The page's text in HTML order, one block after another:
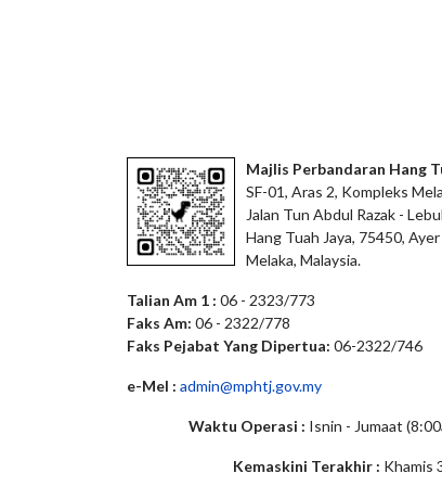
Majlis Perbandaran Hang
SF-01, Aras 2, Kompleks
Jalan Tun Abdul Razak -
Hang Tuah Jaya, 75450,
Melaka, Malaysia.
Talian Am 1 : 06 - 2323/773
Faks Am: 06 - 2322/778
Faks Pejabat Yang Dipertua: 06-2322/746
e-Mel : admin@mphtj.gov.my
Waktu Operasi : Isnin - Jumaat
Kemaskini Terakhir : Khamis